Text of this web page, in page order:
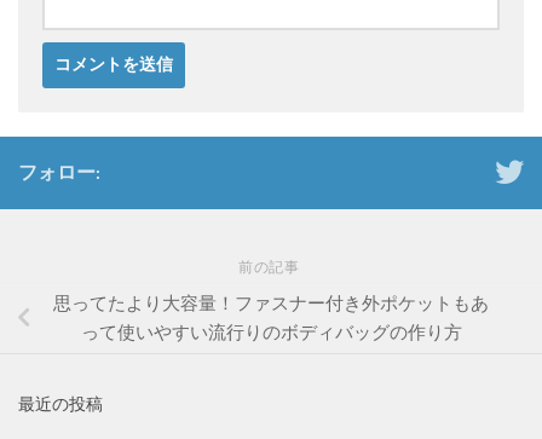
フォロー:
前の記事
思ってたより大容量！ファスナー付き外ポケットもあ
って使いやすい流行りのボディバッグの作り方
最近の投稿